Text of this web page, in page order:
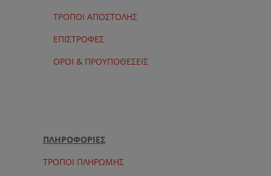
ΤΡΟΠΟΙ ΑΠΟΣΤΟΛΗΣ
ΕΠΙΣΤΡΟΦΕΣ
ΟΡΟΙ & ΠΡΟΥΠΟΘΕΣΕΙΣ
ΠΛΗΡΟΦΟΡΙΕΣ
ΤΡΟΠΟΙ ΠΛΗΡΩΜΗΣ